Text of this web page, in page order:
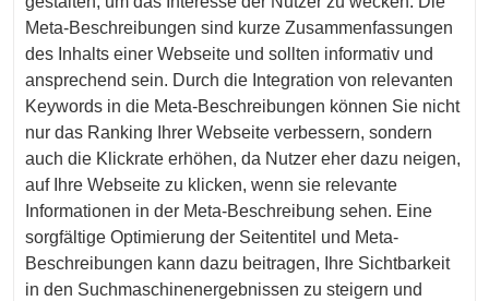
Meta-Beschreibungen sind kurze Zusammenfassungen
des Inhalts einer Webseite und sollten informativ und
ansprechend sein. Durch die Integration von relevanten
Keywords in die Meta-Beschreibungen können Sie nicht
nur das Ranking Ihrer Webseite verbessern, sondern
auch die Klickrate erhöhen, da Nutzer eher dazu neigen,
auf Ihre Webseite zu klicken, wenn sie relevante
Informationen in der Meta-Beschreibung sehen. Eine
sorgfältige Optimierung der Seitentitel und Meta-
Beschreibungen kann dazu beitragen, Ihre Sichtbarkeit
in den Suchmaschinenergebnissen zu steigern und